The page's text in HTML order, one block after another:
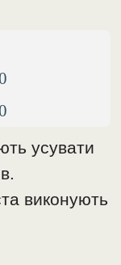
усувати
виконують